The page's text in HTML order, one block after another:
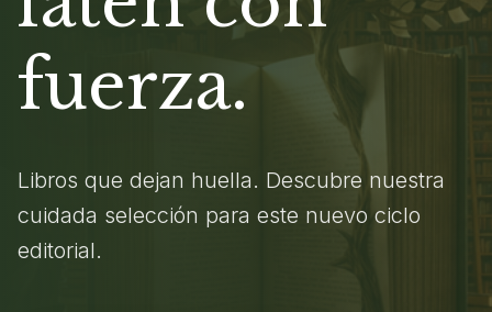
fuerza.
Libros que dejan huella. Descubre nuestra
cuidada selección para este nuevo ciclo
editorial.